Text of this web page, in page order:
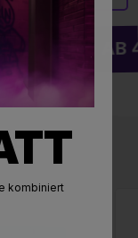
AB
⚡
kombiniert